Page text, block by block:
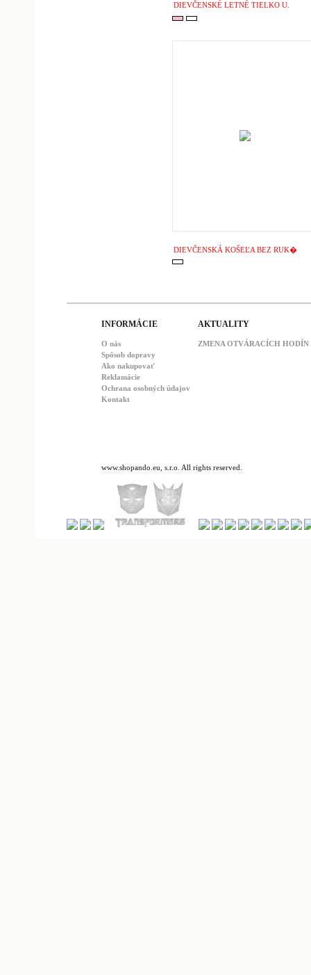
DIEVČENSKÉ LETNÉ TIELKO U.
DIEVČENSKÁ KOŠEĽA BEZ RUK�
INFORMÁCIE
O nás
Spôsob dopravy
Ako nakupovať
Reklamácie
Ochrana osobných údajov
Kontakt
AKTUALITY
ZMENA OTVÁRACÍCH HODÍN
www.shopando.eu, s.r.o. All rights reserved.